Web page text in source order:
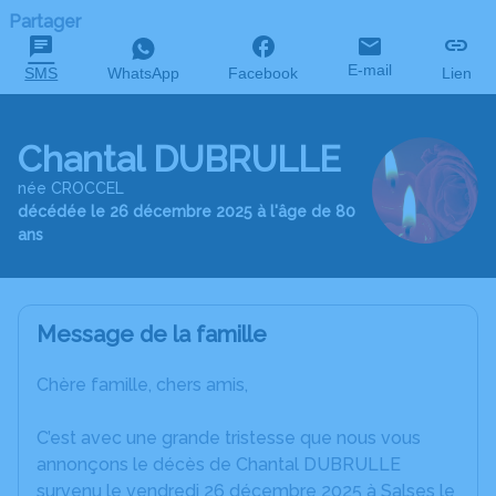
Partager
SMS WhatsApp Facebook E-mail Lien
Chantal DUBRULLE
née CROCCEL
décédée le 26 décembre 2025 à l'âge de 80
ans
Message de la famille
Chère famille, chers amis,
C’est avec une grande tristesse que nous vous
annonçons le décès de Chantal DUBRULLE
survenu le vendredi 26 décembre 2025 à Salses le